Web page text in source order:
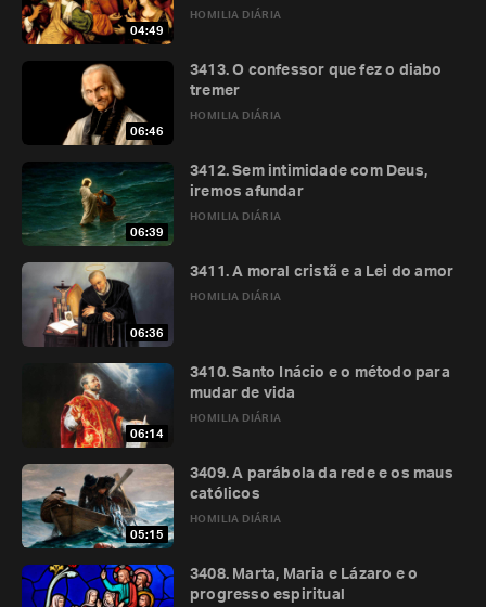
04:49
HOMILIA DIÁRIA
06:46
HOMILIA DIÁRIA
3413. O confessor que fez o diabo
tremer
06:39
HOMILIA DIÁRIA
3412. Sem intimidade com Deus,
iremos afundar
06:36
HOMILIA DIÁRIA
3411. A moral cristã e a Lei do amor
06:14
HOMILIA DIÁRIA
3410. Santo Inácio e o método para
mudar de vida
05:15
HOMILIA DIÁRIA
3409. A parábola da rede e os maus
católicos
3408. Marta, Maria e Lázaro e o
progresso espiritual